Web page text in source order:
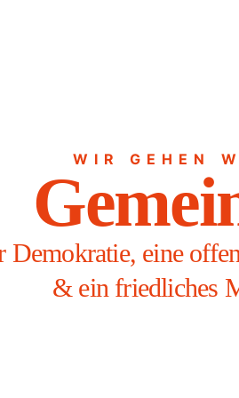
WIR GEHEN
Demokratie, eine
& ein friedliches